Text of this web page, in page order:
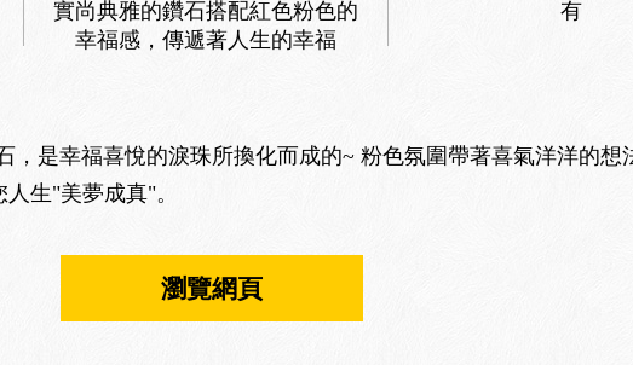
實尚典雅的鑽石搭配紅色粉色的
幸福感，傳遞著人生的幸福
有
，是幸福喜悅的淚珠所換化而成的~ 粉色氛圍帶著喜氣洋洋的想
生"美夢成真"。
瀏覽網頁